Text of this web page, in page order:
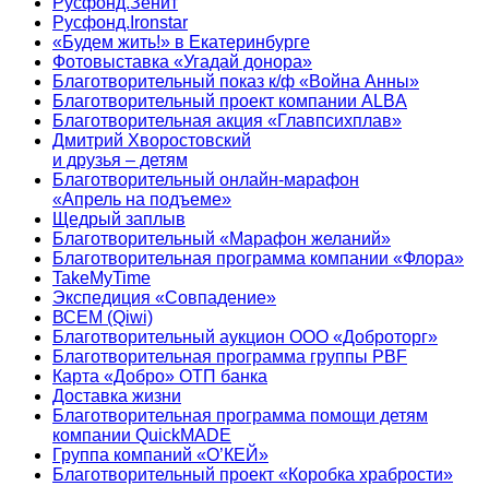
Русфонд.Ironstar
«Будем жить!» в Екатеринбурге
Фотовыставка «Угадай донора»
Благотворительный показ к/ф «Война Анны»
Благотворительный проект компании ALBA
Благотворительная акция «Главпсихплав»
Дмитрий Хворостовский
и друзья – детям
Благотворительный онлайн‑марафон
«Апрель на подъеме»
Щедрый заплыв
Благотворительный «Марафон желаний»
Благотворительная программа компании «Флора»
TakeMyTime
Экспедиция «Совпадение»
ВСЕМ (Qiwi)
Благотворительный аукцион ООО «Доброторг»
Благотворительная программа группы PBF
Карта «Добро» ОТП банка
Доставка жизни
Благотворительная программа помощи детям
компании QuickMADE
Группа компаний «О’КЕЙ»
Благотворительный проект «Коробка храбрости»